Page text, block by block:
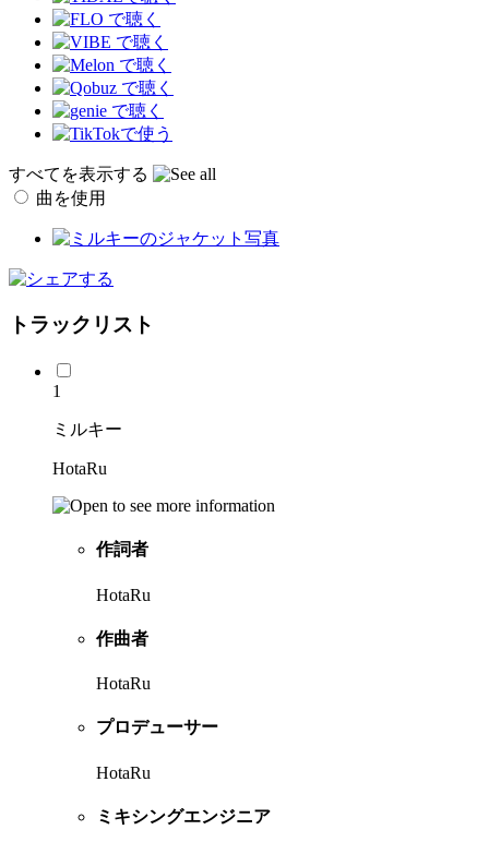
すべてを表示する
曲を使用
トラックリスト
1
ミルキー
HotaRu
作詞者
HotaRu
作曲者
HotaRu
プロデューサー
HotaRu
ミキシングエンジニア